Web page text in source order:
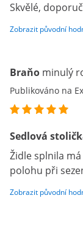
Skvělé,
Zobrazit původní
Braňo minulý
Publikováno na
Sedlová
Židle splnila
polohu při
Zobrazit původní